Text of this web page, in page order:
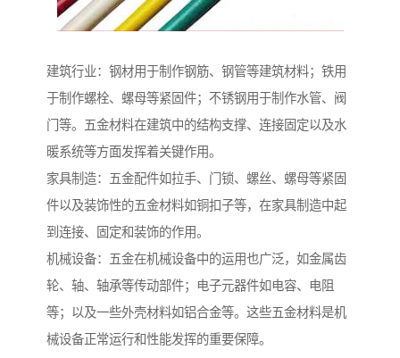
建筑行业：钢材用于制作钢筋、钢管等建筑材料；铁用
于制作螺栓、螺母等紧固件；不锈钢用于制作水管、阀
门等。五金材料在建筑中的结构支撑、连接固定以及水
暖系统等方面发挥着关键作用。
家具制造：五金配件如拉手、门锁、螺丝、螺母等紧固
件以及装饰性的五金材料如铜扣子等，在家具制造中起
到连接、固定和装饰的作用。
机械设备：五金在机械设备中的运用也广泛，如金属齿
轮、轴、轴承等传动部件；电子元器件如电容、电阻
等；以及一些外壳材料如铝合金等。这些五金材料是机
械设备正常运行和性能发挥的重要保障。